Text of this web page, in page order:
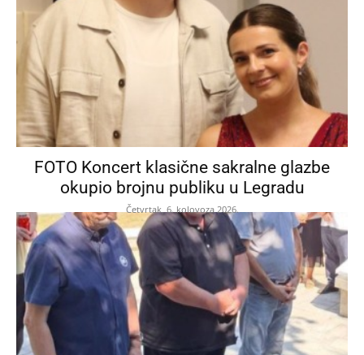
FOTO Koncert klasične sakralne glazbe
okupio brojnu publiku u Legradu
Četvrtak, 6. kolovoza 2026.